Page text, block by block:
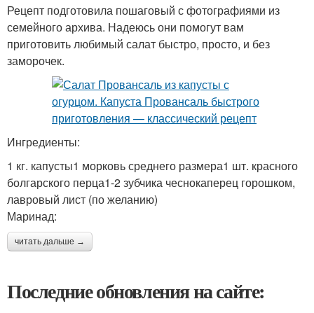
Рецепт подготовила пошаговый с фотографиями из
семейного архива. Надеюсь они помогут вам
приготовить любимый салат быстро, просто, и без
заморочек.
Ингредиенты:
1 кг. капусты1 морковь среднего размера1 шт. красного
болгарского перца1-2 зубчика чеснокаперец горошком,
лавровый лист (по желанию)
Маринад:
читать дальше →
Последние обновления на сайте: